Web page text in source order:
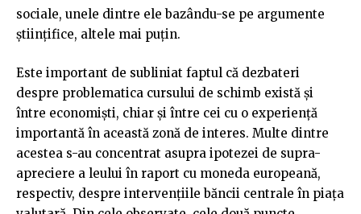
sociale, unele dintre ele bazându-se pe argumente
științifice, altele mai puțin.
Este important de subliniat faptul că dezbateri
despre problematica cursului de schimb există și
între economiști, chiar și între cei cu o experiență
importantă în această zonă de interes. Multe dintre
acestea s-au concentrat asupra ipotezei de supra-
apreciere a leului în raport cu moneda europeană,
respectiv, despre intervențiile băncii centrale în piața